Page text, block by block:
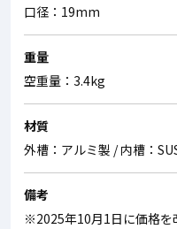
口径：19mm
重量
空重量：3.4kg
材質
外槽：アルミ製 / 内槽：
備考
※2025年10月1日に価格を